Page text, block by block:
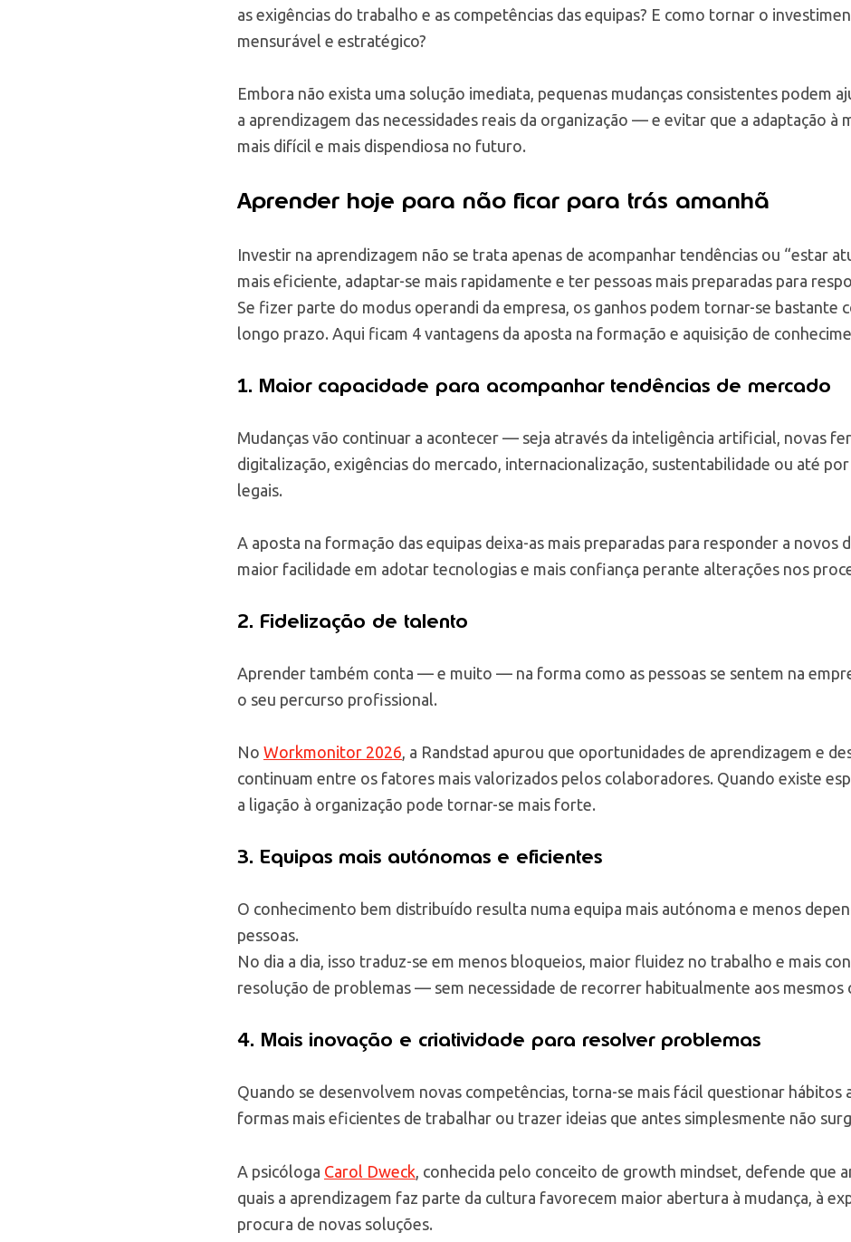
as exigências do trabalho e as competências das equipas? E como tornar o
mensurável e estratégico?
Embora não exista uma solução imediata, pequenas mudanças consistentes podem
a aprendizagem das necessidades reais da organização — e evitar que a adaptação à
mais difícil e mais dispendiosa no futuro.
Aprender hoje para não ficar para trás amanhã
Investir na aprendizagem não se trata apenas de acompanhar tendências ou “estar
mais eficiente, adaptar-se mais rapidamente e ter pessoas mais preparadas para
Se fizer parte do modus operandi da empresa, os ganhos podem tornar-se bastante
longo prazo. Aqui ficam 4 vantagens da aposta na formação e aquisição de
1. Maior capacidade para acompanhar tendências de mercado
Mudanças vão continuar a acontecer — seja através da inteligência artificial, novas
digitalização, exigências do mercado, internacionalização, sustentabilidade ou até
legais.
A aposta na formação das equipas deixa-as mais preparadas para responder a novos
maior facilidade em adotar tecnologias e mais confiança perante alterações nos
2. Fidelização de talento
Aprender também conta — e muito — na forma como as pessoas se sentem na
o seu percurso profissional.
No Workmonitor 2026 , a Randstad apurou que oportunidades de aprendizagem e
continuam entre os fatores mais valorizados pelos colaboradores. Quando existe
a ligação à organização pode tornar-se mais forte.
3. Equipas mais autónomas e eficientes
O conhecimento bem distribuído resulta numa equipa mais autónoma e menos
pessoas.
No dia a dia, isso traduz-se em menos bloqueios, maior fluidez no trabalho e mais
resolução de problemas — sem necessidade de recorrer habitualmente aos mesmos
4. Mais inovação e criatividade para resolver problemas
Quando se desenvolvem novas competências, torna-se mais fácil questionar hábitos
formas mais eficientes de trabalhar ou trazer ideias que antes simplesmente não
A psicóloga Carol Dweck , conhecida pelo conceito de growth mindset, defende que
quais a aprendizagem faz parte da cultura favorecem maior abertura à mudança, à
procura de novas soluções.